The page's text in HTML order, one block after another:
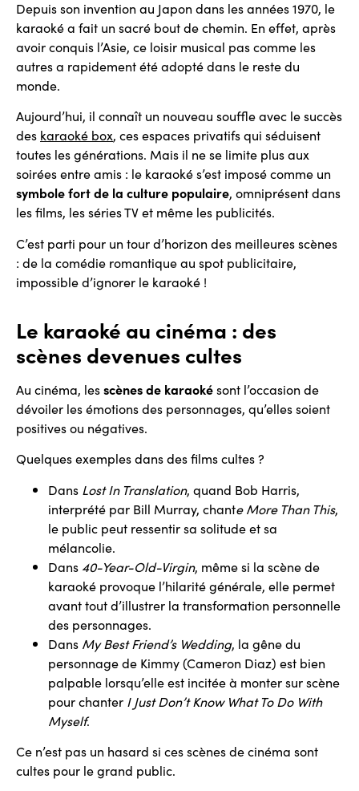
Depuis son invention au Japon dans les années 1970, le
karaoké a fait un sacré bout de chemin. En effet, après
avoir conquis l’Asie, ce loisir musical pas comme les
autres a rapidement été adopté dans le reste du
monde.
Aujourd’hui, il connaît un nouveau souffle avec le succès
des karaoké box, ces espaces privatifs qui séduisent
toutes les générations. Mais il ne se limite plus aux
soirées entre amis : le karaoké s’est imposé comme un
symbole fort de la culture populaire, omniprésent dans
les films, les séries TV et même les publicités.
C’est parti pour un tour d’horizon des meilleures scènes
: de la comédie romantique au spot publicitaire,
impossible d’ignorer le karaoké !
Le karaoké au cinéma : des
scènes devenues cultes
Au cinéma, lesscènes de karaokésont l’occasion de
dévoiler les émotions des personnages, qu’elles soient
positives ou négatives.
Quelques exemples dans des films cultes ?
Dans Lost In Translation, quand Bob Harris,
interprété par Bill Murray, chante More Than This,
le public peut ressentir sa solitude et sa
mélancolie.
Dans 40-Year-Old-Virgin, même si la scène de
karaoké provoque l’hilarité générale, elle permet
avant tout d’illustrer la transformation personnelle
des personnages.
Dans My Best Friend’s Wedding, la gêne du
personnage de Kimmy (Cameron Diaz) est bien
palpable lorsqu’elle est incitée à monter sur scène
pour chanter I Just Don’t Know What To Do With
Myself.
Ce n’est pas un hasard si ces scènes de cinéma sont
cultes pour le grand public.